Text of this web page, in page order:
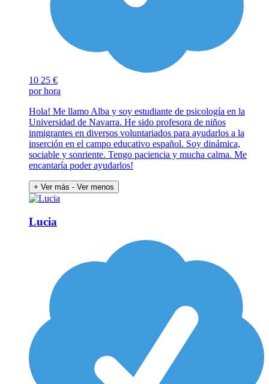
10 25 €
por hora
Hola! Me llamo Alba y soy estudiante de psicología en la
Universidad de Navarra. He sido profesora de niños
inmigrantes en diversos voluntariados para ayudarlos a la
inserción en el campo educativo español. Soy dinámica,
sociable y sonriente. Tengo paciencia y mucha calma. Me
encantaría poder ayudarlos!
+ Ver más - Ver menos
Lucia